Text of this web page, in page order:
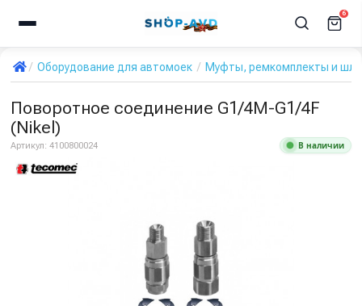
6
Оборудование для автомоек Муфты, ремкомплекты и
Поворотное соединение G1/4M-G1/4F
(Nikel)
Артикул: 4100800024 В наличии